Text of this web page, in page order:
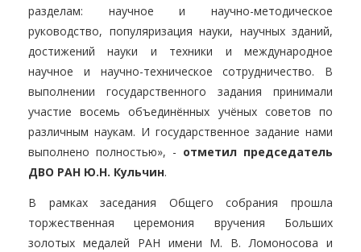
разделам: научное и научно-методическое
руководство, популяризация науки, научных зданий,
достижений науки и техники и международное
научное и научно-техническое сотрудничество. В
выполнении государственного задания принимали
участие восемь объединённых учёных советов по
различным наукам. И государственное задание нами
выполнено полностью», - отметил председатель
ДВО РАН Ю.Н. Кульчин.
В рамках заседания Общего собрания прошла
торжественная церемония вручения Больших
золотых медалей РАН имени М. В. Ломоносова и